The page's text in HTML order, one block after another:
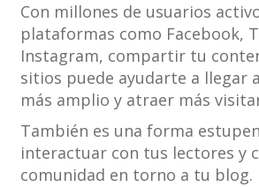
Con millones de usuarios
plataformas como Facebook,
Instagram, compartir tu
sitios puede ayudarte a llegar
más amplio y atraer más
También es una forma
interactuar con tus lectores y
comunidad en torno a tu blog.